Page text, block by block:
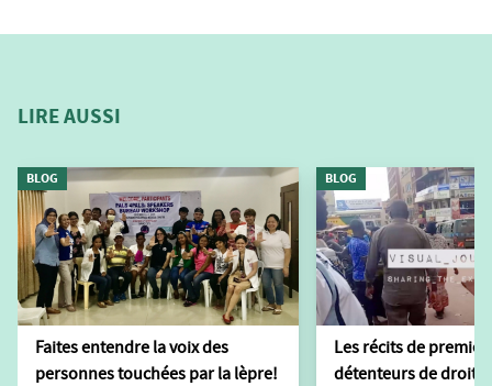
LIRE AUSSI
BLOG
Faites entendre la voix des
personnes touchées par la lèpre!
BLOG
Les récits de
détenteurs de droits